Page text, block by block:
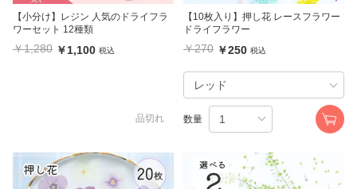
【小分け】レジン 人気のドライフラ
ワーセット 12種類
￥1,280 ￥1,100 税込
品切れ
【10枚入り】押し花 レースフラワー
ドライフラワー
￥270 ￥250 税込
数量